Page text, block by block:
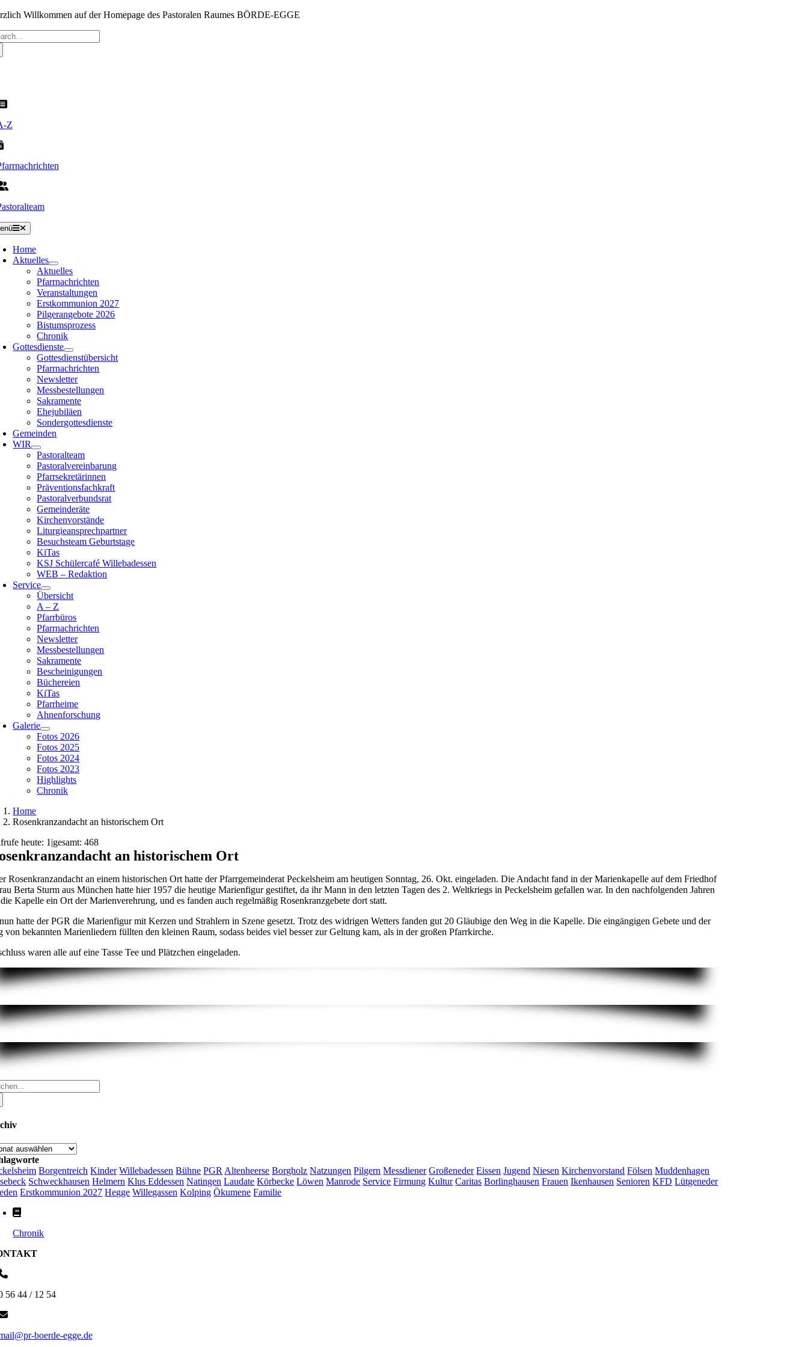
Zum
springen
Willkommen auf der Homepage des Pastoralen Raumes BÖRDE-EGGE
Z
Home
Aktuelles
Aktuelles
Pfarrnachrichten
Veranstaltungen
Erstkommunion 2027
Pilgerangebote 2026
Bistumsprozess
Chronik
Gottesdienste
Gottesdienstübersicht
Pfarrnachrichten
Newsletter
Messbestellungen
Sakramente
Ehejubiläen
Sondergottesdienste
Gemeinden
WIR
Pastoralteam
Pastoralvereinbarung
Pfarrsekretärinnen
Präventionsfachkraft
Pastoralverbundsrat
Gemeinderäte
Kirchenvorstände
Liturgieansprechpartner
Besuchsteam Geburtstage
KiTas
KSJ Schülercafé Willebadessen
WEB – Redaktion
Service
Übersicht
A – Z
Pfarrbüros
Pfarrnachrichten
Newsletter
Messbestellungen
Sakramente
Bescheinigungen
Büchereien
KiTas
Pfarrheime
Ahnenforschung
Galerie
Fotos 2026
Fotos 2025
Fotos 2024
Fotos 2023
Highlights
Chronik
Home
Rosenkranzandacht an historischem Ort
heute: 1 |gesamt: 468
an historischem Ort
Rosenkranzandacht an einem historischen Ort hatte der Pfarrgemeinderat Peckelsheim am heutigen Sonntag, 26. Okt. eingeladen. Die Andacht fand in der Marienkapelle auf dem Friedhof
Berta Sturm aus München hatte hier 1957 die heutige Marienfigur gestiftet, da ihr Mann in den letzten Tagen des 2. Weltkriegs in Peckelsheim gefallen war. In den nachfolgenden Jahren
Kapelle ein Ort der Marienverehrung, und es fanden auch regelmäßig Rosenkranzgebete dort statt.
hatte der PGR die Marienfigur mit Kerzen und Strahlern in Szene gesetzt. Trotz des widrigen Wetters fanden gut 20 Gläubige den Weg in die Kapelle. Die eingängigen Gebete und der
von bekannten Marienliedern füllten den kleinen Raum, sodass beides viel besser zur Geltung kam, als in der großen Pfarrkirche.
waren alle auf eine Tasse Tee und Plätzchen eingeladen.
Borgentreich Kinder Willebadessen Bühne PGR Altenheerse Borgholz Natzungen Pilgern Messdiener Großeneder Eissen Jugend Niesen Kirchenvorstand Fölsen Muddenhagen
Schweckhausen Helmern Klus Eddessen Natingen Laudate Körbecke Löwen Manrode Service Firmung Kultur Caritas Borlinghausen Frauen Ikenhausen Senioren KFD Lütgeneder
Erstkommunion 2027 Hegge Willegassen Kolping Ökumene Familie
Chronik
56 44 / 12 54
boerde-egge.de